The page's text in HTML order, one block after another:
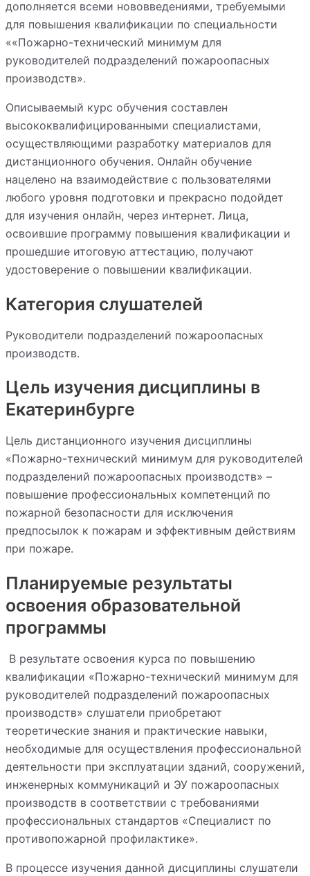
дополняется всеми нововведениями, требуемыми
для повышения квалификации по специальности
««Пожарно-технический минимум для
руководителей подразделений пожароопасных
производств».
Описываемый курс обучения составлен
высококвалифицированными специалистами,
осуществляющими разработку материалов для
дистанционного обучения. Онлайн обучение
нацелено на взаимодействие с пользователями
любого уровня подготовки и прекрасно подойдет
для изучения онлайн, через интернет. Лица,
освоившие программу повышения квалификации и
прошедшие итоговую аттестацию, получают
удостоверение о повышении квалификации.
Категория слушателей
Руководители подразделений пожароопасных
производств.
Цель изучения дисциплины в
Екатеринбурге
Цель дистанционного изучения дисциплины
«Пожарно-технический минимум для руководителей
подразделений пожароопасных производств» –
повышение профессиональных компетенций по
пожарной безопасности для исключения
предпосылок к пожарам и эффективным действиям
при пожаре.
Планируемые результаты
освоения образовательной
программы
В результате освоения курса по повышению
квалификации «Пожарно-технический минимум для
руководителей подразделений пожароопасных
производств» слушатели приобретают
теоретические знания и практические навыки,
необходимые для осуществления профессиональной
деятельности при эксплуатации зданий, сооружений,
инженерных коммуникаций и ЭУ пожароопасных
производств в соответствии с требованиями
профессиональных стандартов «Специалист по
противопожарной профилактике».
В процессе изучения данной дисциплины слушатели